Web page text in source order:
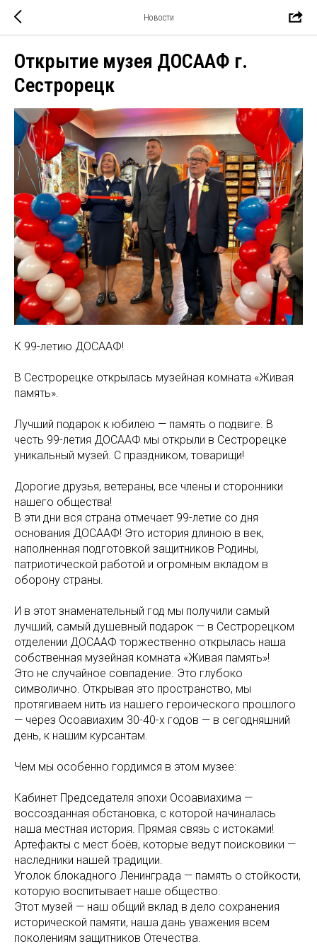
Новости
Открытие музея ДОСААФ г.
Сестрорецк
К 99-летию ДОСААФ!
В Сестрорецке открылась музейная комната «Живая
память».
Лучший подарок к юбилею — память о подвиге. В
честь 99-летия ДОСААФ мы открыли в Сестрорецке
уникальный музей. С праздником, товарищи!
Дорогие друзья, ветераны, все члены и сторонники
нашего общества!
В эти дни вся страна отмечает 99-летие со дня
основания ДОСААФ! Это история длиною в век,
наполненная подготовкой защитников Родины,
патриотической работой и огромным вкладом в
оборону страны.
И в этот знаменательный год мы получили самый
лучший, самый душевный подарок — в Сестрорецком
отделении ДОСААФ торжественно открылась наша
собственная музейная комната «Живая память»!
Это не случайное совпадение. Это глубоко
символично. Открывая это пространство, мы
протягиваем нить из нашего героического прошлого
— через Осоавиахим 30-40-х годов — в сегодняшний
день, к нашим курсантам.
Чем мы особенно гордимся в этом музее:
Кабинет Председателя эпохи Осоавиахима —
воссозданная обстановка, с которой начиналась
наша местная история. Прямая связь с истоками!
Артефакты с мест боёв, которые ведут поисковики —
наследники нашей традиции.
Уголок блокадного Ленинграда — память о стойкости,
которую воспитывает наше общество.
Этот музей — наш общий вклад в дело сохранения
исторической памяти, наша дань уважения всем
поколениям защитников Отечества.